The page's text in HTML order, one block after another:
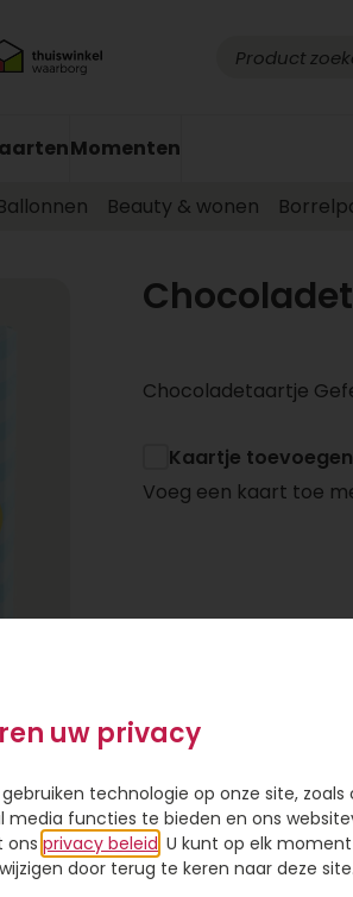
Momenten
Beauty & wonen
Chocoladetaartje
Kaartje toevoegen
Voeg een kaart toe
uw privacy
technologie op onze site,
media functies te bieden en ons
ons privacy beleid . U kunt op elk
door terug te keren naar deze site.